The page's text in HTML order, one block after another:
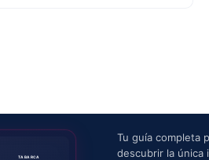
TABARCA
Tu guía completa
descubrir la única